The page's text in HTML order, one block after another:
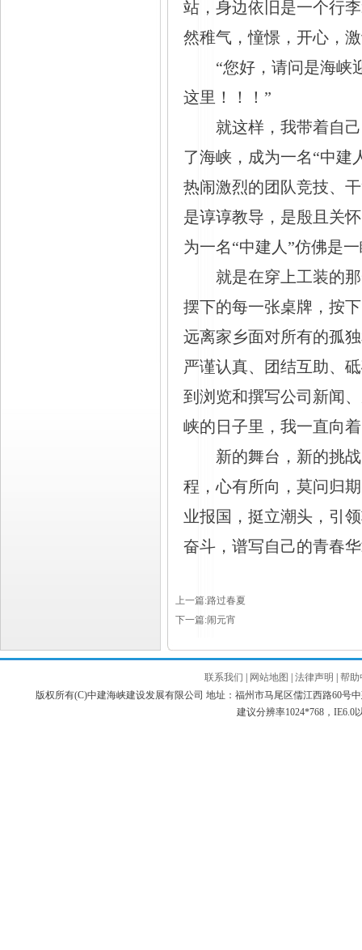
站，身边依旧是一个行
然稚气，憧憬，开心，
“您好，请问是海峡
这里！！！”
就这样，我带着自
了海峡，成为一名“中建
热闹激烈的团队竞技、
是谆谆教导，是殷且关
为一名“中建人”仿佛是
就是在穿上工装的
摆下的每一张桌牌，按
远离家乡面对所有的孤
严谨认真、团结互助、
到浏览和撰写公司新闻
峡的日子里，我一直向
新的舞台，新的挑
程，心有所向，莫问归
业报国，挺立潮头，引
奋斗，谱写自己的青春
上一篇:路过春夏
下一篇:闹元宵
联系我们 网站地图 法律声明
帮助
版权所有(C)中建海峡建设发展有限公司 地址：福州市马尾区儒江西路60号中
建议分辨率1024*768，IE6.0